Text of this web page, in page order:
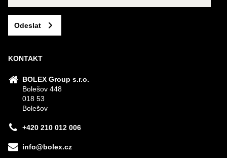
Odeslat
KONTAKT
BOLEX Group s.r.o.
Bolešov 448
018 53
Bolešov
+420 210 012 006
info@bolex.cz